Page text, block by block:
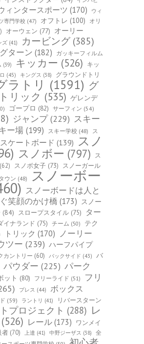
ィンタースポーツ (170)
ウィ
専門学校 (47) オフトレ (100)
オリ
オーウェン (77) オーリー
ズ (41) カービング (385)
ターン (182)
ガッキーフィルム
(39) キッカー (526) キッ
(45) キングス (38)
グラウンドトリ
ラトリ (1591) グ
リック (535) ゲレンデ
ゴープロ (82) サーフィン (54)
ジャンプ(229) スキー
ー場 (199) スキー学校 (48)
ス
スケートボード (139) スノ
スノボー (797)
ス
(62) スノボ女子 (73)
スノーガール
ウン (48) スノーボー
スノーボードは人と
笑顔のかけ橋 (173)
スノー
(84) スロープスタイル (75)
ター
イナランド (75) チーム (50)
テク
トリック (170) ノーリー
ツー (239) ハーフパイプ
カントリー (60) バックサイド (43)
バ
パウダー (225) パーク
ット (80) フリーライド (51)
フリ
プレス (44)
ボックス
(59) ラントリ (41)
リバースターン
プロジェクト (288) レ
(526) レール(173) ワンメイ
者 (70) 上達 (41) 中野ジーザス (38)
全